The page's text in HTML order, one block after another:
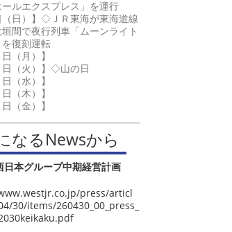
ルエクスプレス」を運行
日）】◇ＪＲ東海が東海道線
間で夜行列車「ムーンライト
復刻運転
（月）】
（火）】◇山の日
（水）】
（木）】
（金）】
なるNewsから
本グループ中期経営計画
press/articl
30/items/260430_00_press_